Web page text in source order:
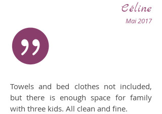
Céline
Mai 2017
Towels and bed clothes not included,
but there is enough space for family
with three kids. All clean and fine.